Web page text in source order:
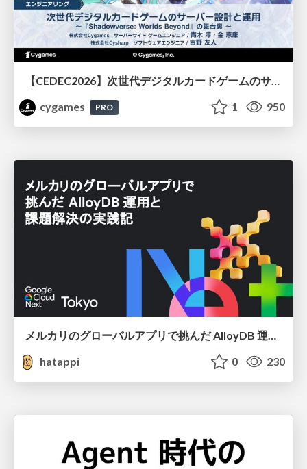
cygames
PRO 1 950
メルカリのグローバルアプリで挑んだ AlloyDB 運用と課題解決の実践記
hatappi
0 230